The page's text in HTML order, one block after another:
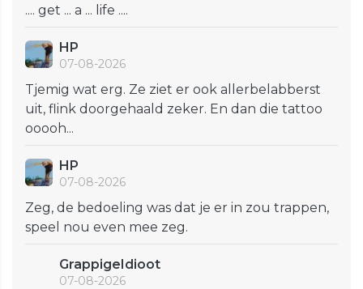
.... get ... a ... life ....
HP
07-08-2026
Tjemig wat erg. Ze ziet er ook allerbelabberst
uit, flink doorgehaald zeker. En dan die tattoo
ooooh...
HP
07-08-2026
Zeg, de bedoeling was dat je er in zou trappen,
speel nou even mee zeg.
GrappigeIdioot
07-08-2026